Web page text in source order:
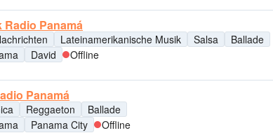
Radio Panamá
Lateinamerikanische Musik Salsa
Ballade
David Offline
Panamá
Reggaeton
Ballade
Panama City Offline